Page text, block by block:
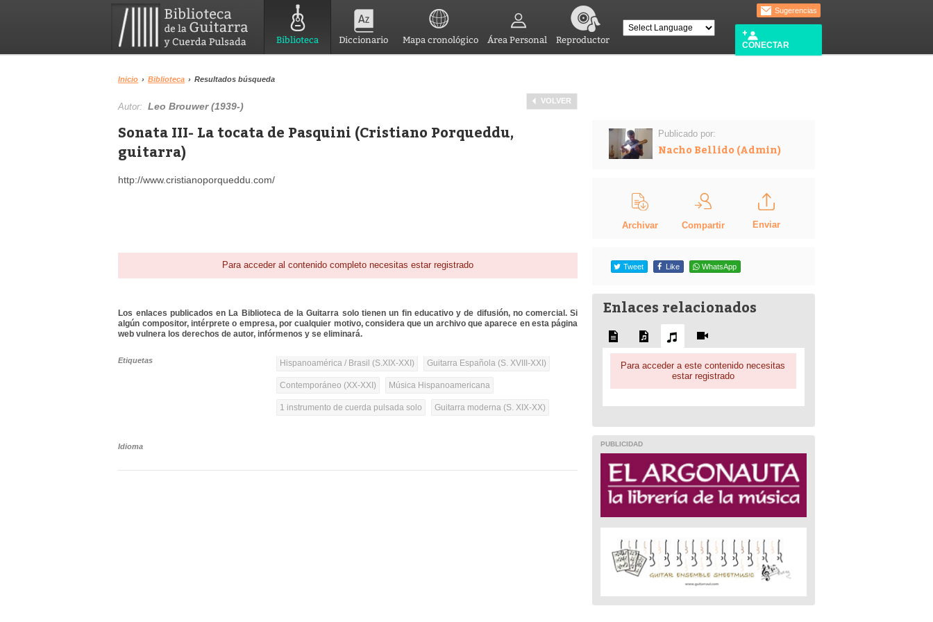
Biblioteca Diccionario Mapa cronológico Área Personal Reproductor
Sugerencias
CONECTAR
Inicio › Biblioteca › Resultados búsqueda
VOLVER
Autor:Leo Brouwer (1939-)
Sonata III- La tocata de Pasquini (Cristiano Porqueddu,
guitarra)
http://www.cristianoporqueddu.com/
Para acceder al contenido completo necesitas estar registrado
Los enlaces publicados en La Biblioteca de la Guitarra solo tienen un fin educativo y de difusión, no comercial. Si
algún compositor, intérprete o empresa, por cualquier motivo, considera que un archivo que aparece en esta página
web vulnera los derechos de autor, infórmenos y se eliminará.
Etiquetas Hispanoamérica / Brasil (S.XIX-XXI) Guitarra Española (S. XVIII-XXI)
Contemporáneo (XX-XXI) Música Hispanoamericana
1 instrumento de cuerda pulsada solo Guitarra moderna (S. XIX-XX)
Idioma
Publicado por:
Nacho Bellido (Admin)
Archivar Compartir Enviar
Tweet Like WhatsApp
Enlaces relacionados
Para acceder a este contenido necesitas
estar registrado
PUBLICIDAD